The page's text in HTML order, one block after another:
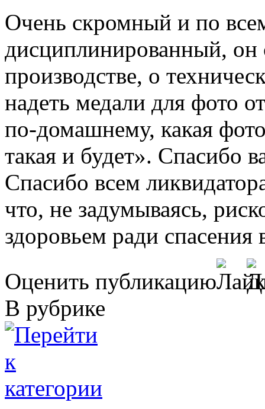
Очень скромный и по
дисциплинированный, он
производстве, о
надеть медали для фото
по-домашнему, какая
такая и будет». Спасибо
Спасибо всем
что, не задумываясь,
здоровьем ради спасения
Оценить публикацию
В рубрике